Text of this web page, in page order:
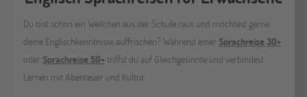
Du bist schon ein Weilchen aus der Schule raus und möchtest gerne
deine Englischkenntnisse auffrischen? Während einer Sprachreise 30+
oder Sprachreise 50+triffst du auf Gleichgesinnte und verbindest
Lernen mit Abenteuer und Kultur.